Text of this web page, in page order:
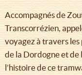
Accompagnés de
Transcorrézien,
voyagez à travers les
de la Dordogne et
l’histoire de ce